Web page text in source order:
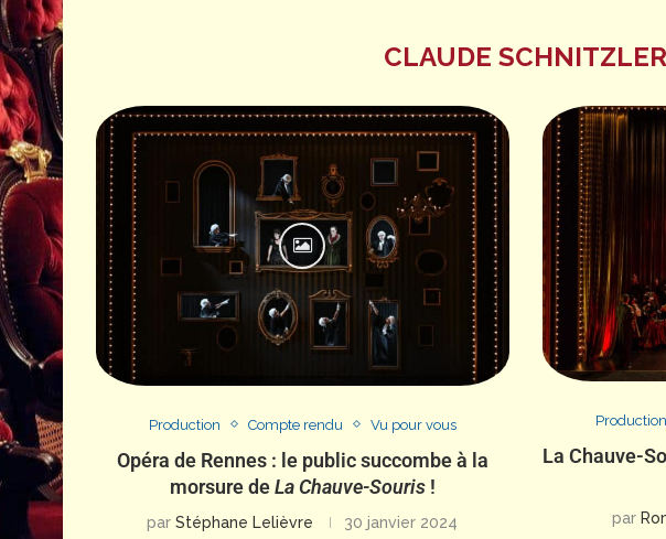
CLAUDE SCHNITZLER
Production Compte rendu Vu pour vous
Opéra de Rennes : le public succombe à la
morsure deLa Chauve-Souris!
parStéphane Lelièvre 30 janvier 2024
Production
La Chauve-
par